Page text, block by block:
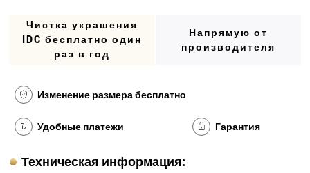
Чистка украшения
IDC бесплатно один
раз в год
Напрямую от
производителя
Изменение размера бесплатно
Удобные платежи Гарантия
Техническая информация: